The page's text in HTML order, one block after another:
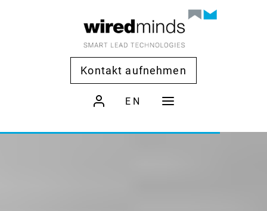
Kontakt aufnehmen
EN